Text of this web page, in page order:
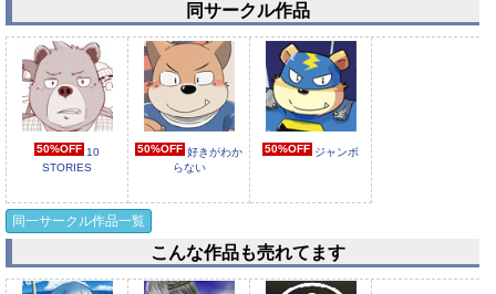
同サークル作品
50%OFF 10
STORIES
50%OFF 好きがわか
らない
50%OFF ジャンボ
同一サークル作品一覧
こんな作品も売れてます